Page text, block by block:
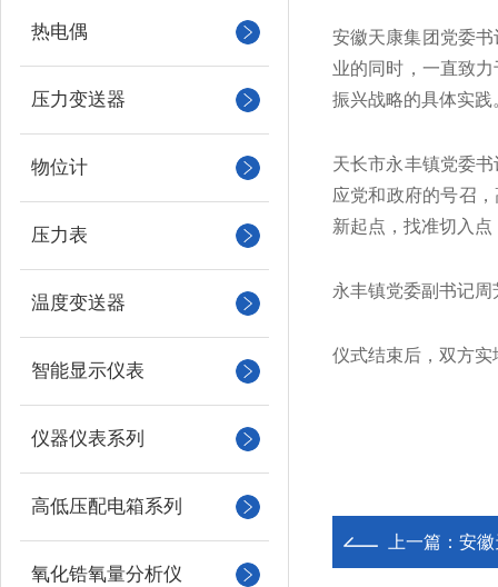
热电偶
压力变送器
物位计
压力表
温度变送器
智能显示仪表
仪器仪表系列
高低压配电箱系列
氧化锆氧量分析仪
安徽天康集团党委
业的同时，一直致
振兴战略的具体实
天长市永丰镇党委
应党和政府的号召
新起点，找准切入
永丰镇党委副书记
仪式结束后，双方
上一篇： 安徽